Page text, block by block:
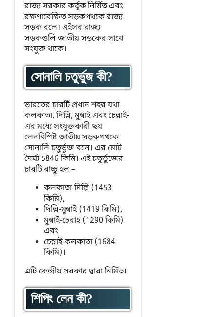
রাজ্য সরকার কর্তৃক নির্মিত এবং
রক্ষণাবেক্ষিত সড়কপথকে রাজ্য
সড়ক বলে। এইসব রাজ্য
সড়কগুলি জাতীয় সড়কের সাথে
সংযুক্ত থাকে।
সোনালি চতুর্ভুজ কী?
ভারতের চারটি প্রধান শহর যথা
কলকাতা, দিল্লি, মুম্বাই এবং চেন্নাই-
এর মধ্যে সংযুক্তকারী ছয়
লেনবিশিষ্ট জাতীয় সড়কপথকে
সোনালি চতুর্ভুজ বলে। এর মোট
দৈর্ঘ্য 5846 কিমি। এই চতুর্ভুজের
চারটি বাচ্চু হল –
কলকাতা-দিল্লি (1453
কিমি),
দিল্লি-মুম্বাই (1419 কিমি),
মুম্বাই-চেরাহ (1290 কিমি)
এবং
চেন্নাই-কলকাতা (1684
কিমি)।
এটি কেন্দ্রীয় সরকার দ্বারা নির্মিত।
শিপিং লেন কী?